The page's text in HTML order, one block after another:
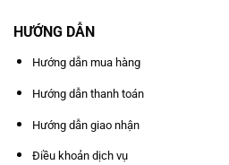
HƯỚNG DẪN
Hướng dẫn mua hàng
Hướng dẫn thanh toán
Hướng dẫn giao nhận
Điều khoản dịch vụ